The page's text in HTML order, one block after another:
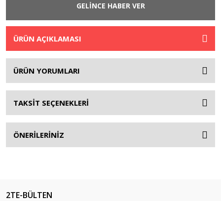
GELİNCE HABER VER
ÜRÜN AÇIKLAMASI
ÜRÜN YORUMLARI
TAKSİT SEÇENEKLERİ
ÖNERİLERİNİZ
2TE-BÜLTEN